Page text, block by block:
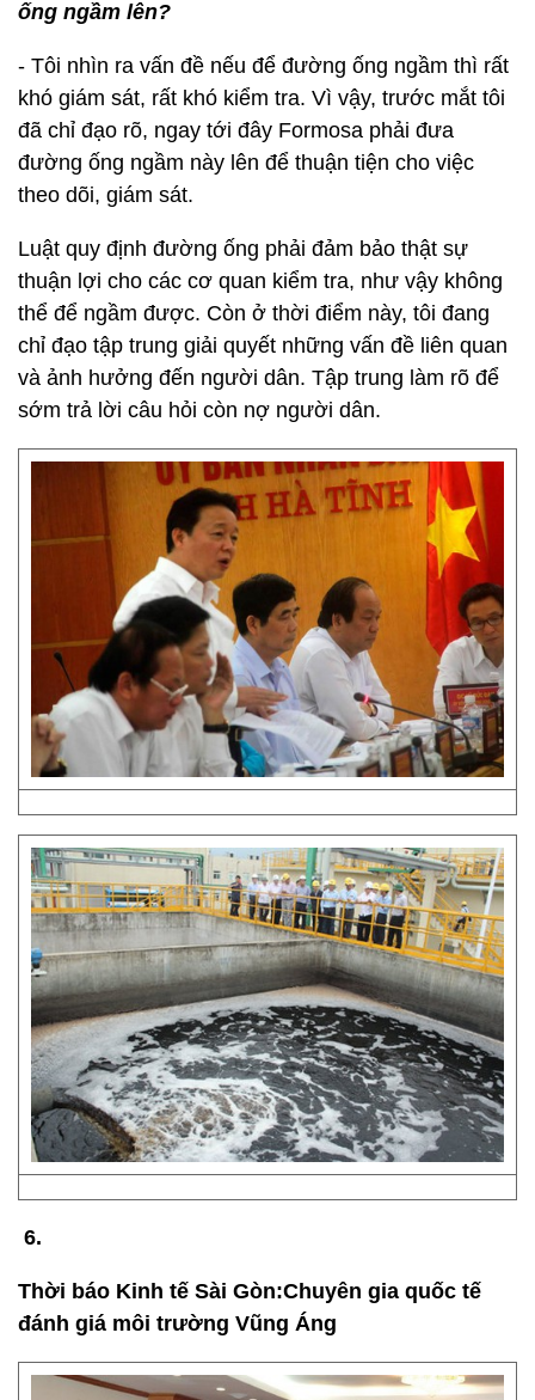
ngay. Còn việc kiểm tra, rà soát xem vì sao thời
điểm trước chấp thuận, trách nhiệm thế nào, lý do vì
sao chấp thuận, tôi đã chỉ đạo làm rõ và sẽ tiếp tục
xem xét trong thời gian tới.
* “Sửa ngay” như ông nói là phải đưa đường
ống ngầm lên?
- Tôi nhìn ra vấn đề nếu để đường ống ngầm thì rất
khó giám sát, rất khó kiểm tra. Vì vậy, trước mắt tôi
đã chỉ đạo rõ, ngay tới đây Formosa phải đưa
đường ống ngầm này lên để thuận tiện cho việc
theo dõi, giám sát.
thuận lợi cho các cơ quan kiểm tra, như vậy không
thể để ngầm được. Còn ở thời điểm này, tôi đang
chỉ đạo tập trung giải quyết những vấn đề liên quan
và ảnh hưởng đến người dân. Tập trung làm rõ để
sớm trả lời câu hỏi còn nợ người dân.